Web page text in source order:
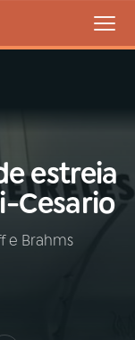
estreia
Cesario
e Brahms